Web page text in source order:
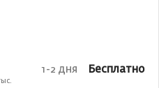
1-2 дня Бесплатно